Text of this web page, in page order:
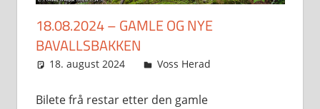
18.08.2024 – GAMLE OG NYE
BAVALLSBAKKEN
18. august 2024 Svein
Voss Herad
Bilete frå restar etter den gamle